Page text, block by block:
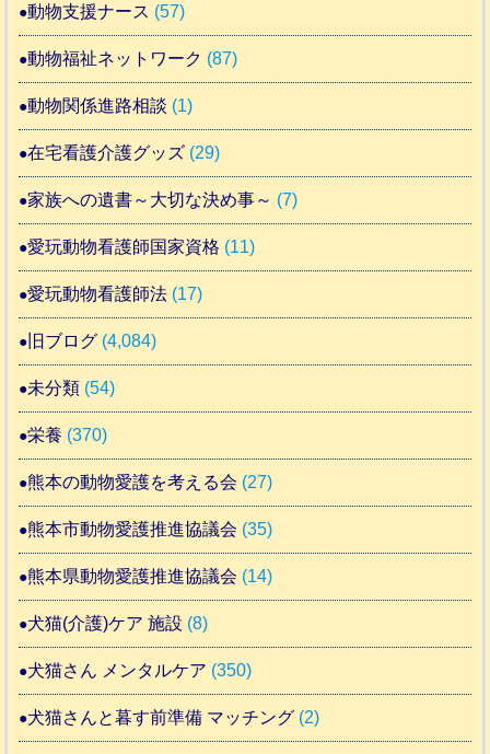
動物支援ナース (57)
動物福祉ネットワーク (87)
動物関係進路相談 (1)
在宅看護介護グッズ (29)
家族への遺書～大切な決め事～ (7)
愛玩動物看護師国家資格 (11)
愛玩動物看護師法 (17)
旧ブログ (4,084)
未分類 (54)
栄養 (370)
熊本の動物愛護を考える会 (27)
熊本市動物愛護推進協議会 (35)
熊本県動物愛護推進協議会 (14)
犬猫(介護)ケア 施設 (8)
犬猫さん メンタルケア (350)
犬猫さんと暮す前準備 マッチング (2)